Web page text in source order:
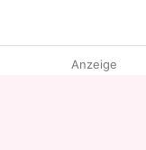
Anzeige